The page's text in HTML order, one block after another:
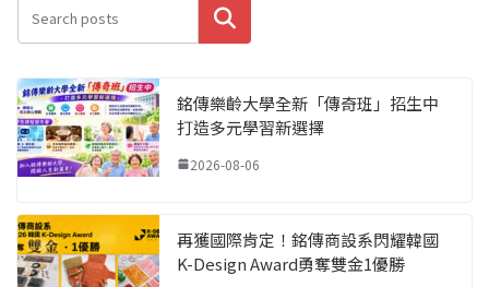
搜尋
銘傳樂齡大學全新「傳奇班」招生中
打造多元學習新選擇
2026-08-06
再獲國際肯定！銘傳商設系閃耀韓國
K-Design Award勇奪雙金1優勝